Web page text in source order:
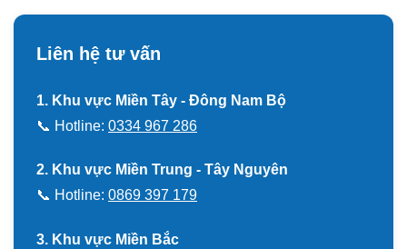
Liên hệ tư vấn
1. Khu vực Miền Tây - Đông Nam Bộ
📞 Hotline: 0334 967 286
2. Khu vực Miền Trung - Tây Nguyên
📞 Hotline: 0869 397 179
3. Khu vực Miền Bắc